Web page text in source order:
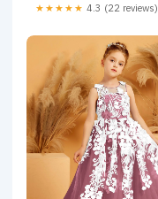
★★★★★ 4.3 (22 reviews)